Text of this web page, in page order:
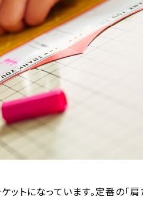
トになっています。定番の「肩